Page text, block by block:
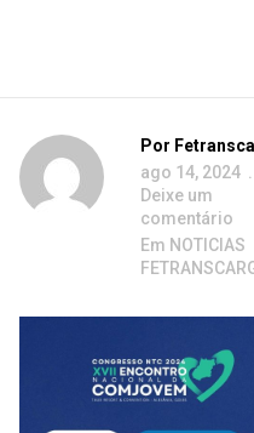
Por
ago 14, 2024
Deixe um
comentário
Em NOTICIAS